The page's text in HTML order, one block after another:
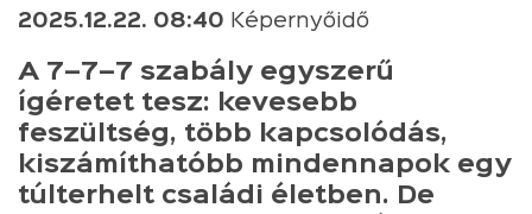
2025.12.22. 08:40 Képernyőidő
A 7–7–7 szabály egyszerű
ígéretet tesz: kevesebb
feszültség, több kapcsolódás,
kiszámíthatóbb mindennapok egy
túlterhelt családi életben. De